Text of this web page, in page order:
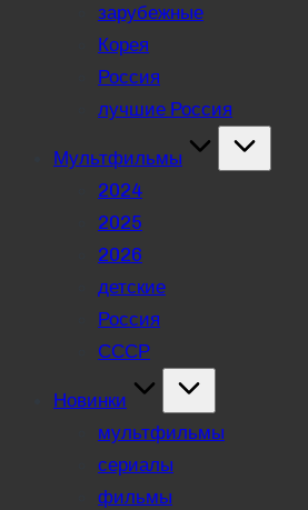
зарубежные
Корея
Россия
лучшие Россия
Мультфильмы
2024
2025
2026
детские
Россия
СССР
Новинки
мультфильмы
сериалы
фильмы